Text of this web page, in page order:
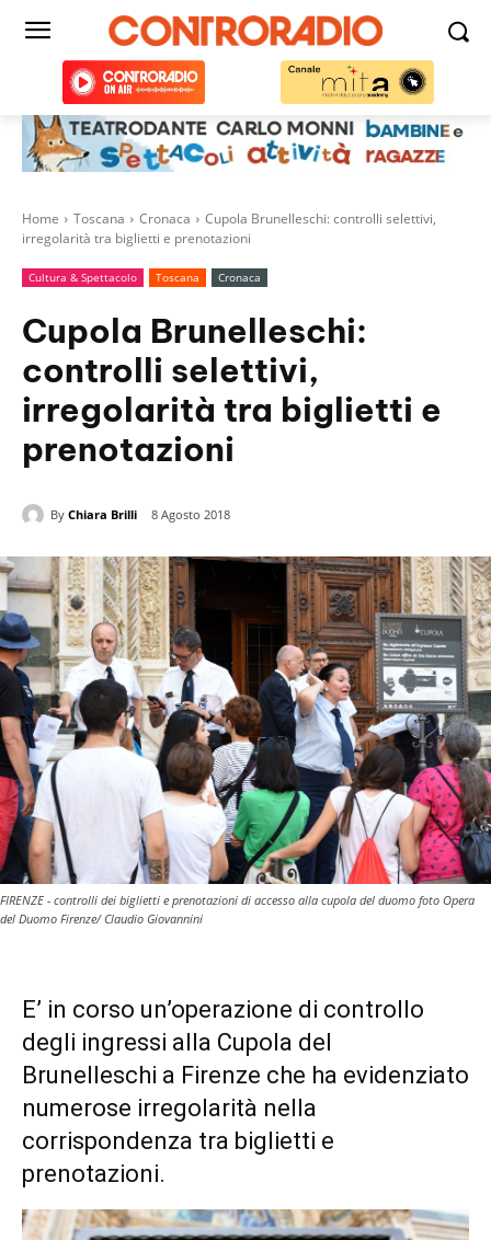
Home Toscana Cronaca
Cupola Brunelleschi: controlli selettivi,
irregolarità tra biglietti e prenotazioni
Cultura & Spettacolo Toscana Cronaca
Cupola Brunelleschi:
controlli selettivi,
irregolarità tra biglietti e
prenotazioni
By Chiara Brilli 8 Agosto 2018
FIRENZE - controlli dei biglietti e prenotazioni di accesso alla cupola del duomo foto Opera
del Duomo Firenze/ Claudio Giovannini
E’ in corso un’operazione di controllo
degli ingressi alla Cupola del
Brunelleschi a Firenze che ha evidenziato
numerose irregolarità nella
corrispondenza tra biglietti e
prenotazioni.